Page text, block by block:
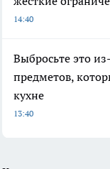
14:40
Выбросьте это
предметов,
кухне
13:40